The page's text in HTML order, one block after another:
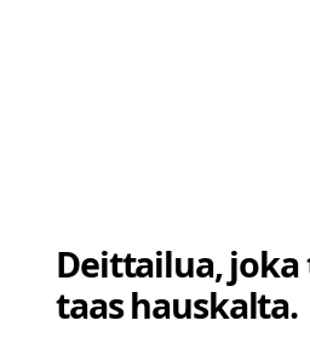
Deittailua,
taas hauskalta.